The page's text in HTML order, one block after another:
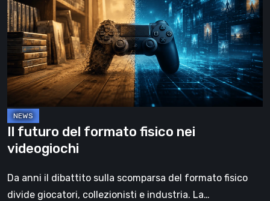
del
formato
fisico
videogiochi
Il futuro del formato fisico nei
videogiochi
Da anni il dibattito sulla scomparsa del formato fisico
divide giocatori, collezionisti e industria. La…